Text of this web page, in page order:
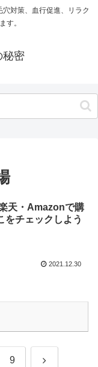
対策、血行促進、リラク
す。
秘密
天・Amazonで購
をチェックしよう
2021.12.30
9 次